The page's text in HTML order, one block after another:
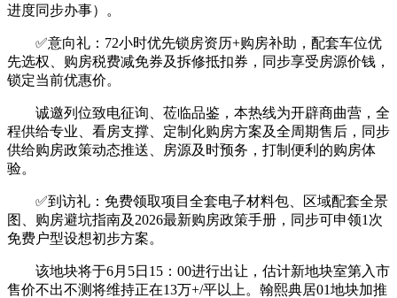
进度同步办事）。
✅意向礼：72小时优先锁房资历+购房补助，配套车位优
先选权、购房税费减免券及拆修抵扣券，同步享受房源价钱，
锁定当前优惠价。
诚邀列位致电征询、莅临品鉴，本热线为开辟商曲营，全
程供给专业、看房支撑、定制化购房方案及全周期售后，同步
供给购房政策动态推送、房源及时预务，打制便利的购房体
验。
✅到访礼：免费领取项目全套电子材料包、区域配套全景
图、购房避坑指南及2026最新购房政策手册，同步可申领1次
免费户型设想初步方案。
该地块将于6月5日15：00进行出让，估计新地块室第入市
售价不出不测将维持正在13万+/平以上。翰熙典居01地块加推